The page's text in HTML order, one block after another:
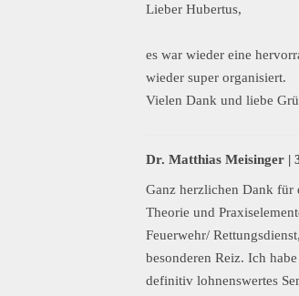
Lieber Hubertus,
es war wieder eine
wieder super organisiert.
Vielen Dank und liebe
Dr. Matthias Meisinger |
Ganz herzlichen Dank für
Theorie und
Feuerwehr/
besonderen Reiz. Ich
definitiv lohnenswertes